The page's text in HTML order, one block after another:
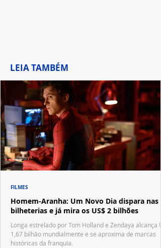
LEIA TAMBÉM
Homem-Aranha: Um Novo Dia dispara nas
bilheterias e já mira os US$ 2 bilhões
Longa estrelado por Tom Holland e Zendaya alcança
1,67 bilhão mundialmente e se aproxima de marcas
históricas da franquia.
FILMES